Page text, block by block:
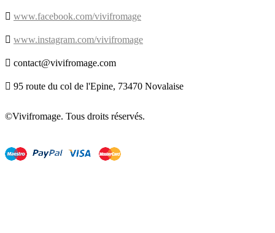
 www.facebook.com/vivifromage
 www.instagram.com/vivifromage
 contact@vivifromage.com
 95 route du col de l'Epine, 73470 Novalaise
©Vivifromage. Tous droits réservés.